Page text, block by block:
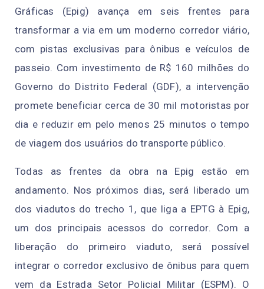
Gráficas (Epig) avança em seis frentes para
transformar a via em um moderno corredor viário,
com pistas exclusivas para ônibus e veículos de
passeio. Com investimento de R$ 160 milhões do
Governo do Distrito Federal (GDF), a intervenção
promete beneficiar cerca de 30 mil motoristas por
dia e reduzir em pelo menos 25 minutos o tempo
de viagem dos usuários do transporte público.
Todas as frentes da obra na Epig estão em
andamento. Nos próximos dias, será liberado um
dos viadutos do trecho 1, que liga a EPTG à Epig,
um dos principais acessos do corredor. Com a
liberação do primeiro viaduto, será possível
integrar o corredor exclusivo de ônibus para quem
vem da Estrada Setor Policial Militar (ESPM). O